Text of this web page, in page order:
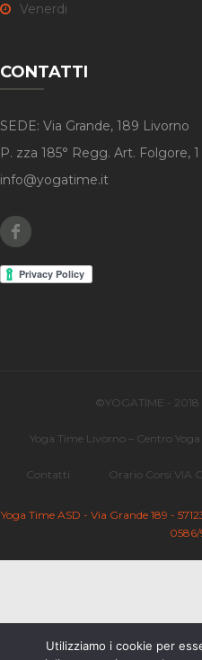
Venerdi
CONTATTI
SEDE: Via Grande, 189 Livorno
P. zza 185° Regg. Art. Folgore,
info@yogatime.it
©YOGATIME -
Yoga Time Livorno – Centro
Contatti
Orario Corsi VIA
Yoga Time ASD - Via Grande 189 -
0586/
Utilizziamo i cookie per